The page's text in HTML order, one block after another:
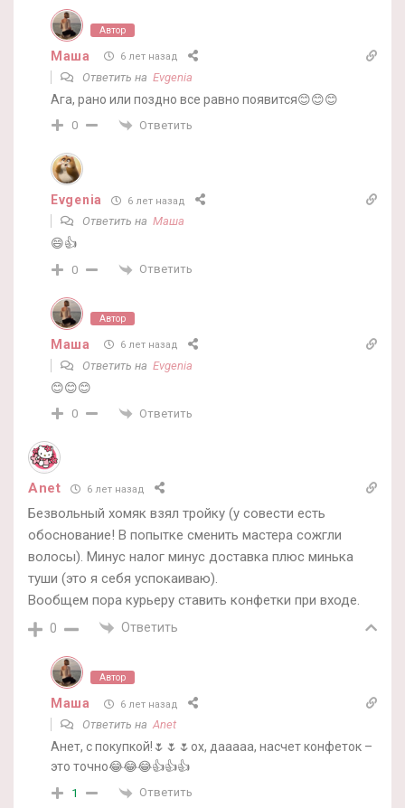
Автор
Маша 6 лет назад
Ответить на Evgenia
Ага, рано или поздно все равно появится😊😊😊
0 Ответить
Evgenia 6 лет назад
Ответить на Маша
😄👍
0 Ответить
Автор
Маша 6 лет назад
Ответить на Evgenia
😊😊😊
0 Ответить
Anet 6 лет назад
Безвольный хомяк взял тройку (у совести есть
обоснование! В попытке сменить мастера сожгли
волосы). Минус налог минус доставка плюс минька
туши (это я себя успокаиваю).
Вообщем пора курьеру ставить конфетки при входе.
0 Ответить
Автор
Маша 6 лет назад
Ответить наAnet
Анет, с покупкой!🌷🌷🌷ох, дааааа, насчет конфеток –
это точно😂😂😂👍👍👍
1 Ответить